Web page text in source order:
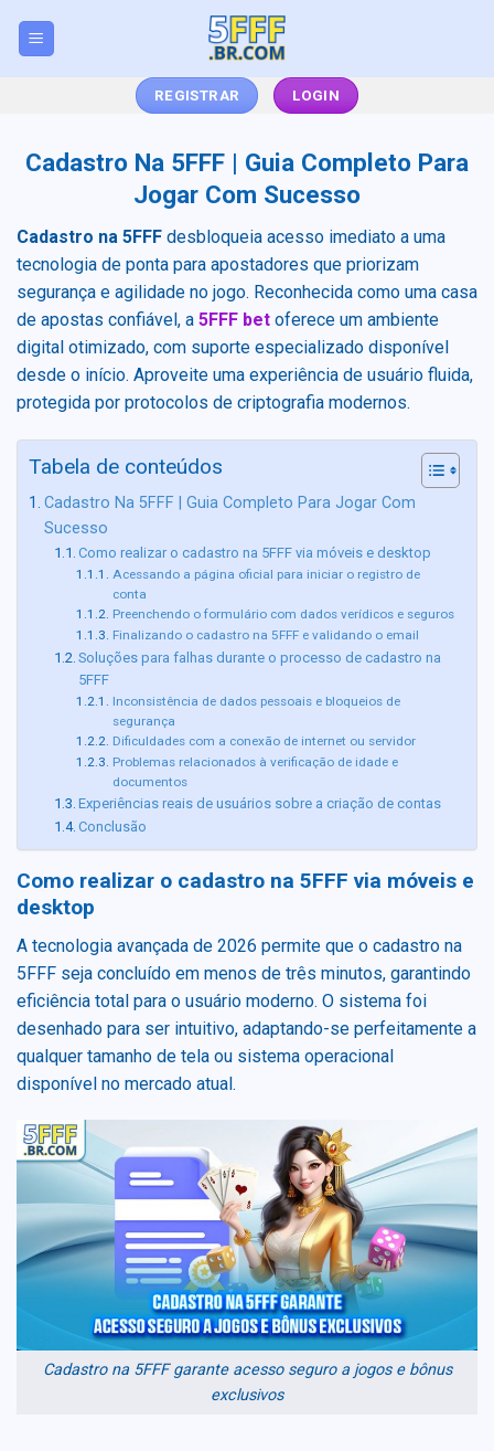
REGISTRAR LOGIN
Cadastro Na 5FFF | Guia Completo Para
Jogar Com Sucesso
Cadastro na 5FFF desbloqueia acesso imediato a uma
tecnologia de ponta para apostadores que priorizam
segurança e agilidade no jogo. Reconhecida como uma casa
de apostas confiável, a 5FFF bet oferece um ambiente
digital otimizado, com suporte especializado disponível
desde o início. Aproveite uma experiência de usuário fluida,
protegida por protocolos de criptografia modernos.
Tabela de conteúdos
Cadastro Na 5FFF | Guia Completo Para Jogar Com
Sucesso
Como realizar o cadastro na 5FFF via móveis e desktop
Acessando a página oficial para iniciar o registro de
conta
Preenchendo o formulário com dados verídicos e seguros
Finalizando o cadastro na 5FFF e validando o email
Soluções para falhas durante o processo de cadastro na
5FFF
Inconsistência de dados pessoais e bloqueios de
segurança
Dificuldades com a conexão de internet ou servidor
Problemas relacionados à verificação de idade e
documentos
Experiências reais de usuários sobre a criação de contas
Conclusão
Como realizar o cadastro na 5FFF via móveis e
desktop
A tecnologia avançada de 2026 permite que o cadastro na
5FFF seja concluído em menos de três minutos, garantindo
eficiência total para o usuário moderno. O sistema foi
desenhado para ser intuitivo, adaptando-se perfeitamente a
qualquer tamanho de tela ou sistema operacional
disponível no mercado atual.
Cadastro na 5FFF garante acesso seguro a jogos e bônus
exclusivos